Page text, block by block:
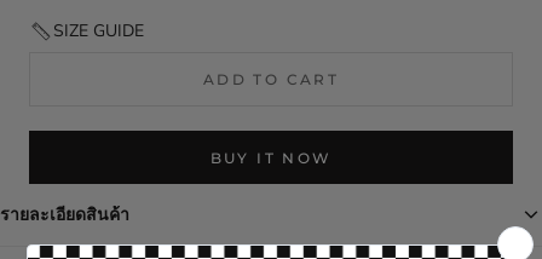
SIZE GUIDE
ADD TO CART
BUY IT NOW
รายละเอียดสินค้า